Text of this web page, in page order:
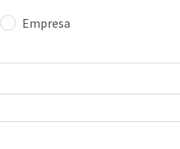
Empresa